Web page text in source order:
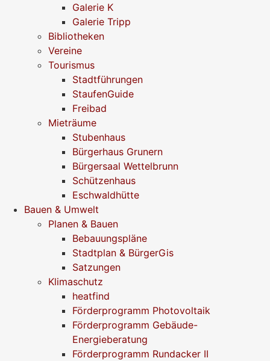
Galerie K
Galerie Tripp
Bibliotheken
Vereine
Tourismus
Stadtführungen
StaufenGuide
Freibad
Mieträume
Stubenhaus
Bürgerhaus Grunern
Bürgersaal Wettelbrunn
Schützenhaus
Eschwaldhütte
Bauen & Umwelt
Planen & Bauen
Bebauungspläne
Stadtplan & BürgerGis
Satzungen
Klimaschutz
heatfind
Förderprogramm Photovoltaik
Förderprogramm Gebäude-
Energieberatung
Förderprogramm Rundacker II